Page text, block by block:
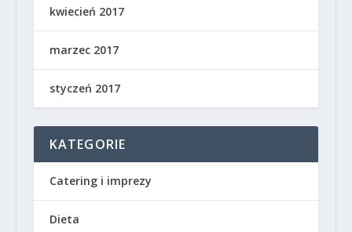
kwiecień 2017
marzec 2017
styczeń 2017
KATEGORIE
Catering i imprezy
Dieta